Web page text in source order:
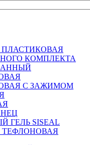
КОМПЛЕКТА
С ЗАЖИМОМ
ГЕЛЬ SISEAL
ТЕФЛОНОВАЯ